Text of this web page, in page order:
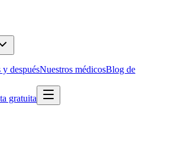
y despuésNuestros médicosBlog de
gratuita